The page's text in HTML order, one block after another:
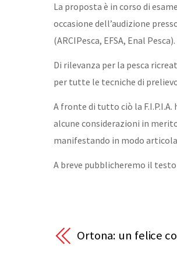
La proposta è in corso di
occasione dell’audizione
(ARCIPesca, EFSA, Enal Pesca).
Di rilevanza per la pesca
per tutte le tecniche di
A fronte di tutto ciò la
alcune considerazioni in
manifestando in modo
A breve pubblicheremo il
Ortona: un felice